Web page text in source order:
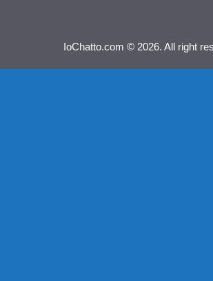
IoChatto.com © 2026. All right